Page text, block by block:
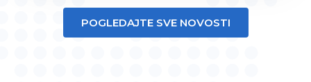
POGLEDAJTE SVE NOVOSTI